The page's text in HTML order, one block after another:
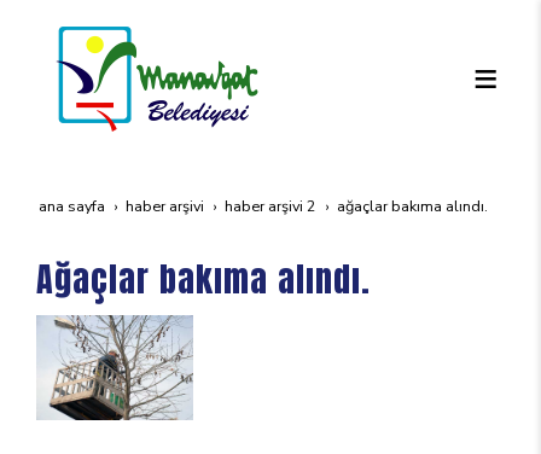
ana sayfa haber arşivi haber arşivi 2 ağaçlar bakıma alındı.
Ağaçlar bakıma alındı.